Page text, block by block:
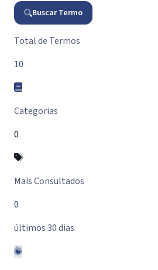
Buscar Termo
Resumo do Glossário
Total de Termos
10
Categorias
0
Mais Consultados
0
últimos 30 dias